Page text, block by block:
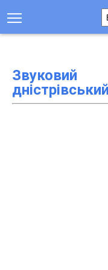
Звуковий
дністрівський